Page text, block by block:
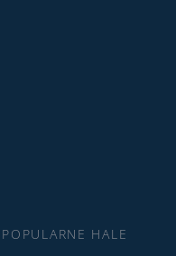
POPULARNE HALE